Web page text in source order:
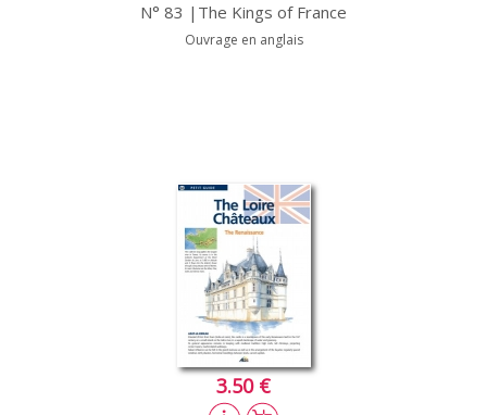
N° 83 |The Kings of France
Ouvrage en anglais
3.50 €